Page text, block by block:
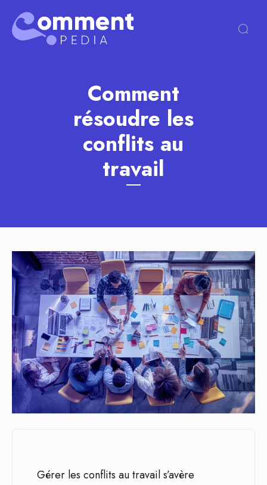
Comment
résoudre les
conflits au
travail
Gérer les conflits au travail s’avère